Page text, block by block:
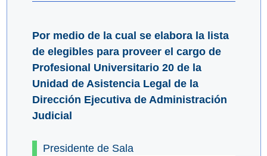
Por medio de la cual se elabora la lista
de elegibles para proveer el cargo de
Profesional Universitario 20 de la
Unidad de Asistencia Legal de la
Dirección Ejecutiva de Administración
Judicial
Presidente de Sala